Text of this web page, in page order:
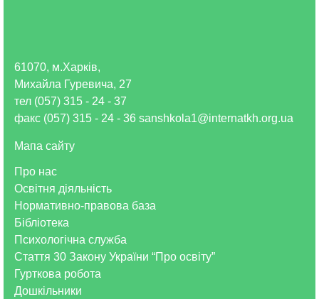
Про нас
Освітня діяльність
Нормативно-правова база
Бібліотека
Психологічна служба
Стаття 30 Закону України “Про освіту”
Гурткова робота
Дошкільники
61070, м.Харків,
Михайла Гуревича, 27
тел (057) 315 - 24 - 37
факс (057) 315 - 24 - 36 sanshkola1@internatkh.org.ua
Мапа сайту